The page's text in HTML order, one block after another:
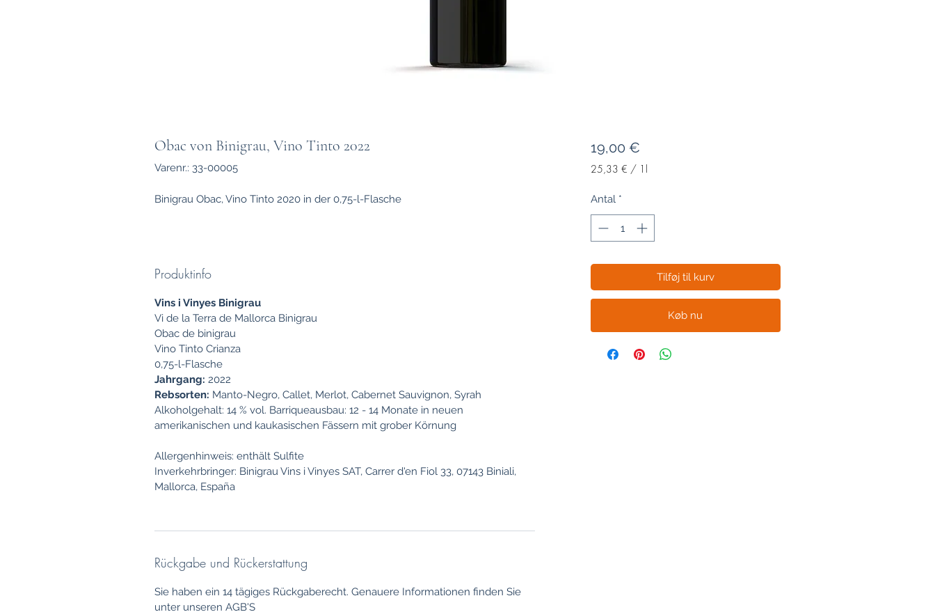
Obac von Binigrau, Vino Tinto 2022
Varenr.: 33-00005
Binigrau Obac, Vino Tinto 2020 in der 0,75-l-Flasche
Produktinfo
Vins i Vinyes Binigrau
Vi de la Terra de Mallorca Binigrau
Obac de binigrau
Vino Tinto Crianza
0,75-l-Flasche
Jahrgang: 2022
Rebsorten: Manto-Negro, Callet, Merlot, Cabernet Sauvignon, Syrah
Alkoholgehalt: 14 % vol. Barriqueausbau: 12 - 14 Monate in neuen
amerikanischen und kaukasischen Fässern mit grober Körnung
Allergenhinweis: enthält Sulfite
Inverkehrbringer: Binigrau Vins i Vinyes SAT, Carrer d'en Fiol 33, 07143 Biniali,
Mallorca, España
Rückgabe und Rückerstattung
Sie haben ein 14 tägiges Rückgaberecht. Genauere Informationen finden Sie
unter unseren AGB'S
19,00 €Pris
25,33 € / 1l
pr.
Antal *
Tilføj til kurv
Køb nu